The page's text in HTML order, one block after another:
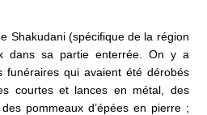
Shakudani (spécifique de la région
dans sa partie enterrée. On y a
funéraires qui avaient été dérobés
courtes et lances en métal, des
pommeaux d’épées en pierre ;